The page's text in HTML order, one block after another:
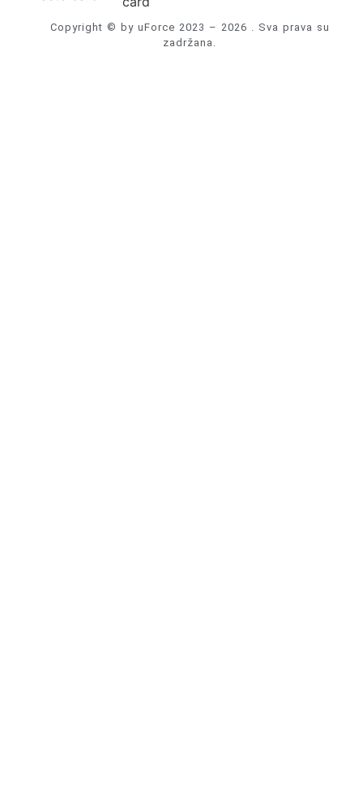
Copyright © by uForce 2023 – 2026 . Sva prava su
zadržana.